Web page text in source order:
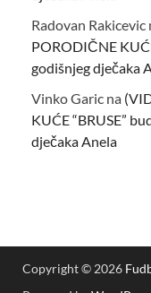
Radovan Rakicevic
PORODIČNE
godišnjeg dječaka
Vinko Garic na
KUĆE “BRUSE”
dječaka Anela
Copyright © 2026